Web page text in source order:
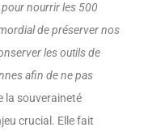
pour nourrir les 500
de préserver nos
les outils de
afin de ne pas
la souveraineté
crucial. Elle fait